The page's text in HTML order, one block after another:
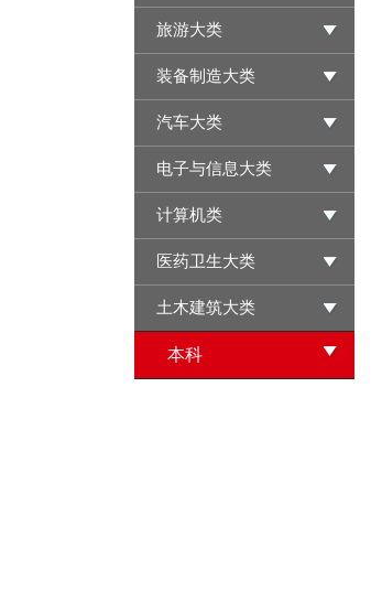
旅游大类
装备制造大类
汽车大类
电子与信息大类
计算机类
医药卫生大类
土木建筑大类
本科